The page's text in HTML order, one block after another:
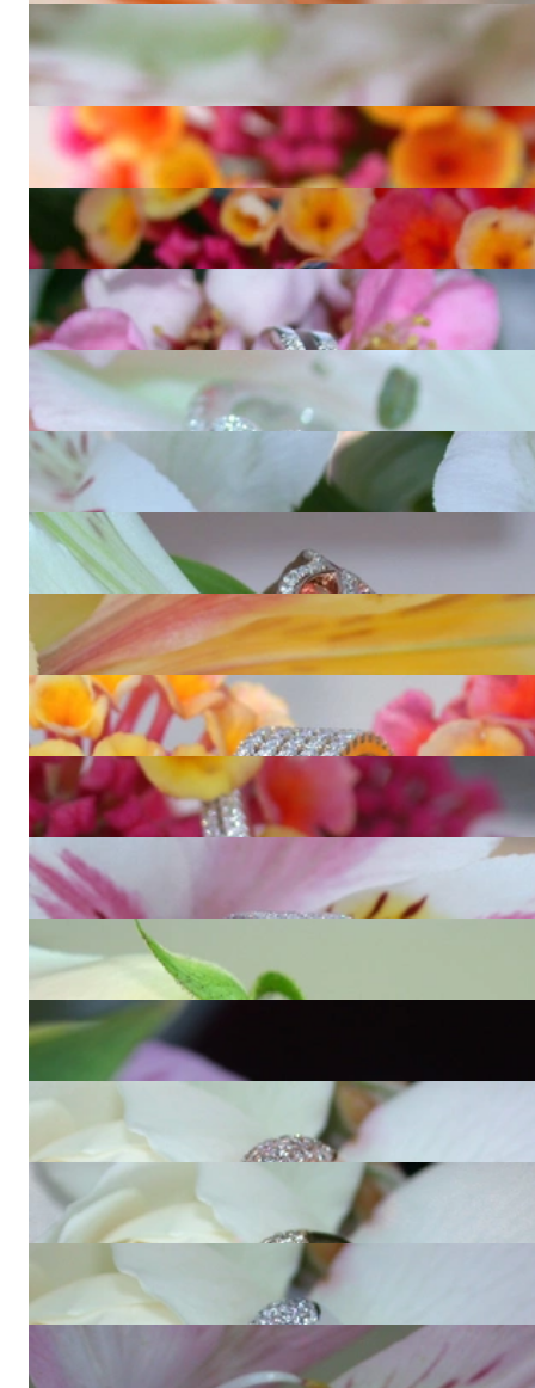
Wandelbarer Memory Ring mit weißen und schwarzen
Diamanten
Überkreuzter Band Ring mit Brillanten
3.030,00 €
Stattlicher Diamanten Halb Memory Ring in Weißgold
8.550,00 €
Extra schmaler "Crossover" Diamant Ring
1.180,00 €
Femininer Diamanten Carré Ring in Weißgold 750
5.260,00 €
Feinster Smaragd Ring mit Brillanten
4.980,00 €
Stattlicher Regenbogen Saphir Ring mit Diamanten
5.490,00 €
Bildschöner AAA Tansanit Ring mit Brillanten
8.310,00 €
Extra flacher Diamanten Memory Ring in Gelbgold 750
8.860,00 €
Klassischer Brillant Ring
3.100,00 €
Extra flacher Brillanten Memory Ring in Weißgold 750
8.860,00 €
Bezaubernder Diamanten Herz Ring
Edler Brillanten Ring mit Princess und Baguette Diamanten
Bildschöner Brillanten Pavé Ring in Roségold
3.400,00 €
Zeitlos edler Brillanten Pavé Ring in Gelbgold
3.400,00 €
Wunderschöner Diamanten Pavé Ring in Weißgold
3.400,00 €
Feiner Diamanten Memory Ring in Roségold